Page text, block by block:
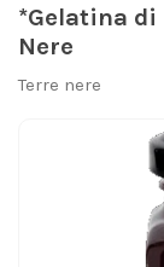
*Gelatina di
Nere
Terre nere